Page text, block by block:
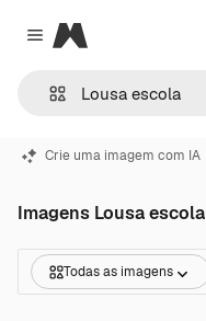
Close menu
Magnific
Crie uma imagem com IA
Imagens Lousa escola
Todas as imagens